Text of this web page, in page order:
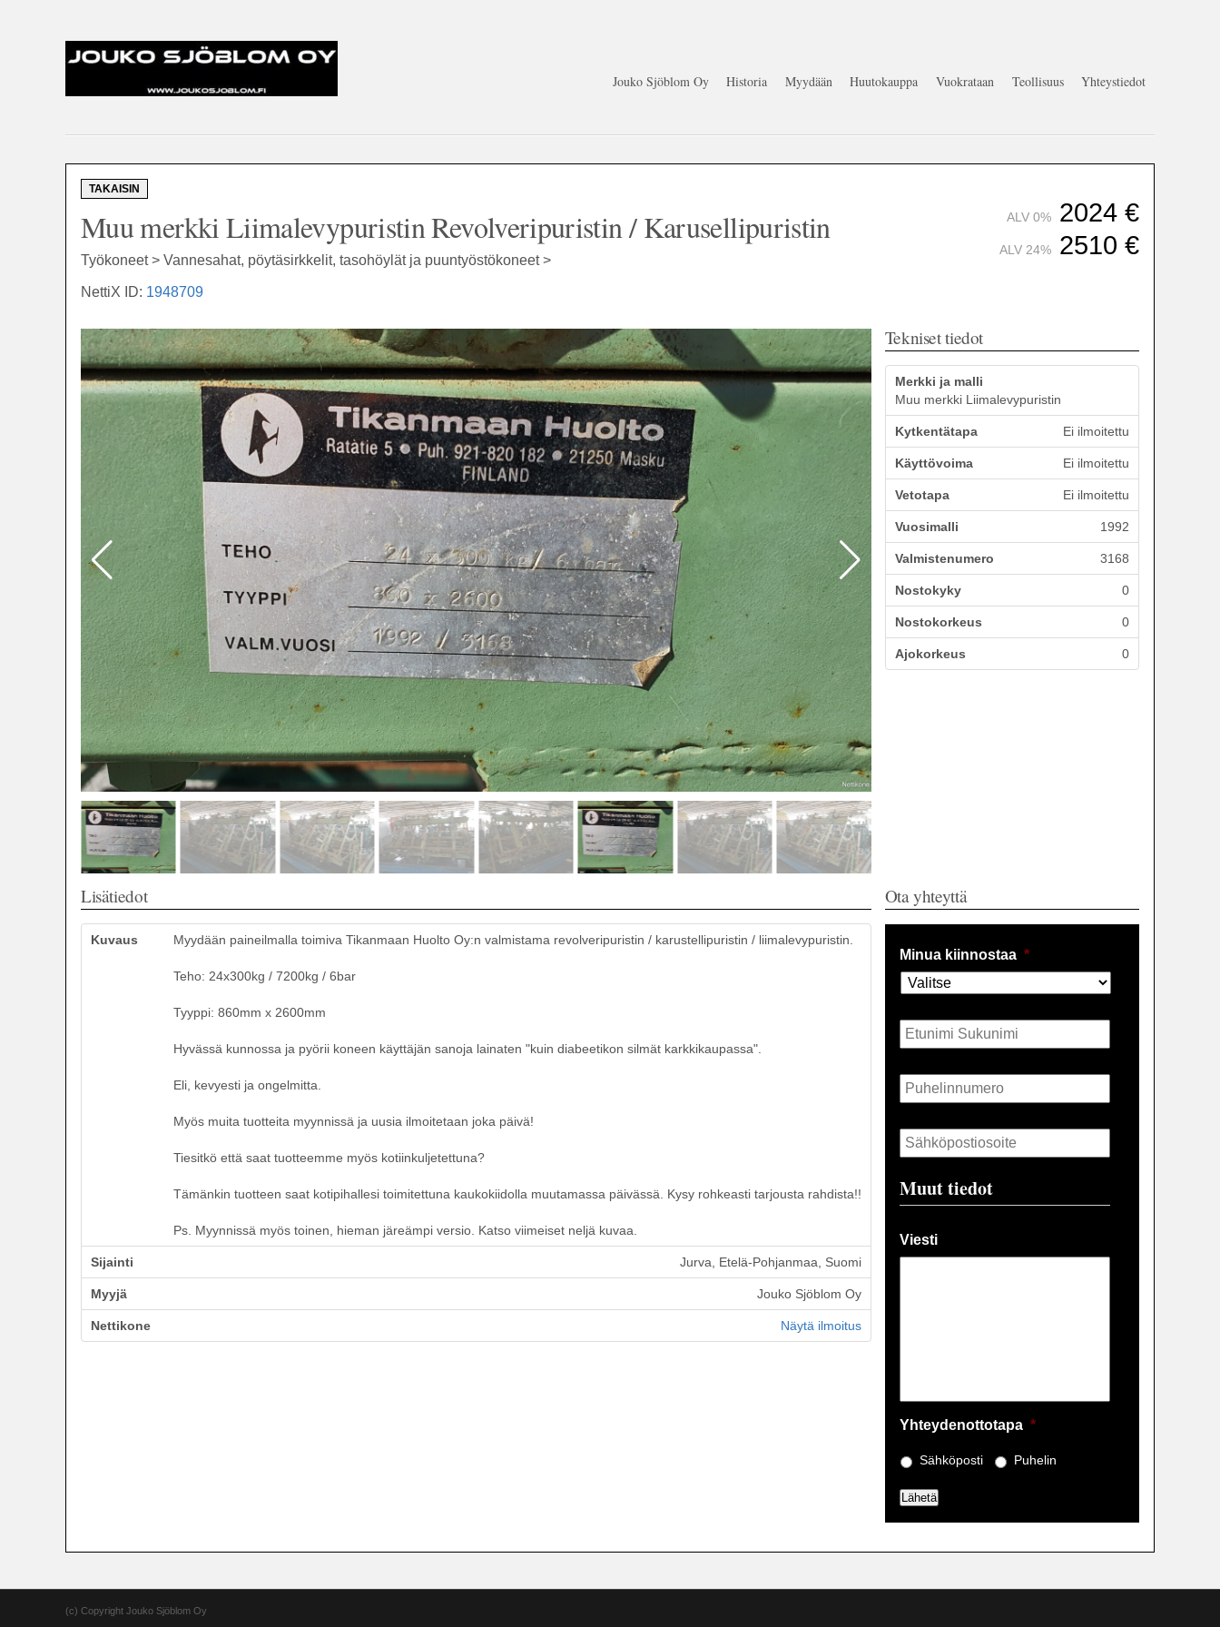
Jouko Sjöblom Oy Historia Myydään Huutokauppa Vuokrataan Teollisuus Yhteystiedot
TAKAISIN
Muu merkki Liimalevypuristin Revolveripuristin / Karusellipuristin
Työkoneet > Vannesahat, pöytäsirkkelit, tasohöylät ja puuntyöstökoneet >
NettiX ID: 1948709
ALV 0% 2024 €
ALV 24% 2510 €
Tekniset tiedot
Merkki ja malli
Muu merkki Liimalevypuristin
Kytkentätapa Ei ilmoitettu
Käyttövoima Ei ilmoitettu
Vetotapa Ei ilmoitettu
Vuosimalli 1992
Valmistenumero 3168
Nostokyky 0
Nostokorkeus 0
Ajokorkeus 0
Lisätiedot
Kuvaus Myydään paineilmalla toimiva Tikanmaan Huolto Oy:n valmistama revolveripuristin / karustellipuristin / liimalevypuristin.
Teho: 24x300kg / 7200kg / 6bar
Tyyppi: 860mm x 2600mm
Hyvässä kunnossa ja pyörii koneen käyttäjän sanoja lainaten "kuin diabeetikon silmät karkkikaupassa".
Eli, kevyesti ja ongelmitta.
Myös muita tuotteita myynnissä ja uusia ilmoitetaan joka päivä!
Tiesitkö että saat tuotteemme myös kotiinkuljetettuna?
Tämänkin tuotteen saat kotipihallesi toimitettuna kaukokiidolla muutamassa päivässä. Kysy rohkeasti tarjousta rahdista!!
Ps. Myynnissä myös toinen, hieman järeämpi versio. Katso viimeiset neljä kuvaa.
Sijainti Jurva, Etelä-Pohjanmaa, Suomi
Myyjä Jouko Sjöblom Oy
Nettikone Näytä ilmoitus
Ota yhteyttä
Minua kiinnostaa *
Nimi *
Puhelin *
Sähköposti *
Muut tiedot
Viesti
Yhteydenottotapa *
Sähköposti Puhelin
Lähetä
(c) Copyright Jouko Sjöblom Oy